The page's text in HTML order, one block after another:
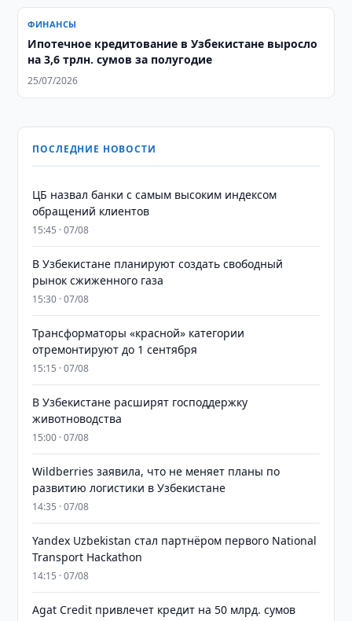
ФИНАНСЫ
Ипотечное кредитование в Узбекистане выросло
на 3,6 трлн. сумов за полугодие
25/07/2026
ПОСЛЕДНИЕ НОВОСТИ
ЦБ назвал банки с самым высоким индексом
обращений клиентов
15:45 · 07/08
В Узбекистане планируют создать свободный
рынок сжиженного газа
15:30 · 07/08
Трансформаторы «красной» категории
отремонтируют до 1 сентября
15:15 · 07/08
В Узбекистане расширят господдержку
животноводства
15:00 · 07/08
Wildberries заявила, что не меняет планы по
развитию логистики в Узбекистане
14:35 · 07/08
Yandex Uzbekistan стал партнёром первого National
Transport Hackathon
14:15 · 07/08
Agat Credit привлечет кредит на 50 млрд. сумов